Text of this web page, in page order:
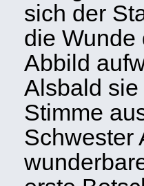
sich der
die Wunde
Abbild
Alsbald
Stimme
Schwester